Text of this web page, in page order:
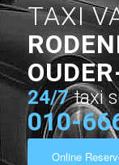
TAXI
24/7 taxi
010-
Online